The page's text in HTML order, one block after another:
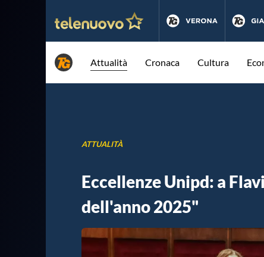
Attualità Cronaca Cultura
ATTUALITÀ
Eccellenze Unipd: a
dell'anno 2025"